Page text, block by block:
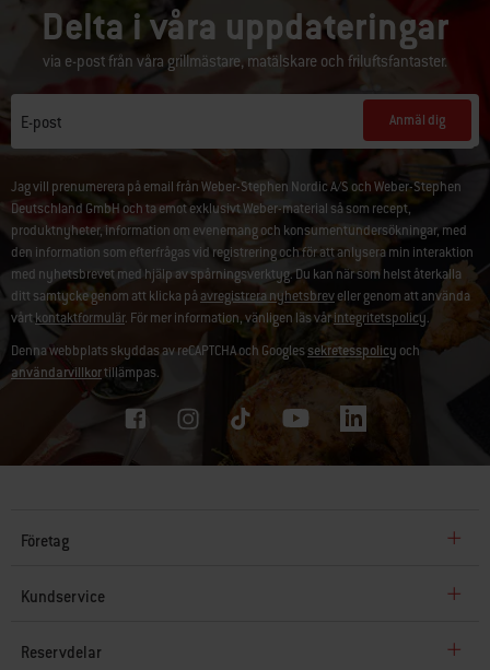
Delta i våra uppdateringar
via e-post från våra grillmästare, matälskare och friluftsfantaster.
E-post Anmäl dig
Jag vill prenumerera på email från Weber-Stephen Nordic A/S och Weber-Stephen
Deutschland GmbH och ta emot exklusivt Weber-material så som recept,
produktnyheter, information om evenemang och konsumentundersökningar, med
den information som efterfrågas vid registrering och för att anlysera min interaktion
med nyhetsbrevet med hjälp av spårningsverktyg. Du kan när som helst återkalla
ditt samtycke genom att klicka på avregistrera nyhetsbreveller genom att använda
vårt kontaktformulär. För mer information, vänligen läs vårintegritetspolicy.
Denna webbplats skyddas av reCAPTCHA och Googlessekretesspolicy och
användarvillkortillämpas.
Företag
Kundservice
Reservdelar